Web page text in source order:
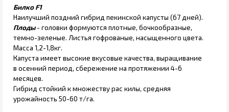
Билко F1
Наилучший поздний гибрид пекинской капусты (67 дней).
Плоды- головки формуются плотные, бочкообразные,
темно-зеленые. Листья гофрованые, насыщенного цвета.
Масса 1,2-1,8кг.
Капуста имеет высокие вкусовые качества, выращивание
в осенний период, сбережение на протяжении 4-6
месяцев.
Гибрид стойкий к множеству рас килы, средняя
урожайность 50-60 т/га.